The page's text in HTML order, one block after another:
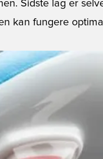
Sidste lag er
kan fungere